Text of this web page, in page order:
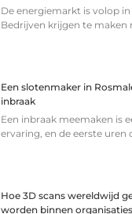
De energiemarkt is volop in
Bedrijven krijgen te maken
Een slotenmaker in
inbraak
Een inbraak meemaken is
ervaring, en de eerste uren
Hoe 3D scans wereldwijd
worden binnen organisaties